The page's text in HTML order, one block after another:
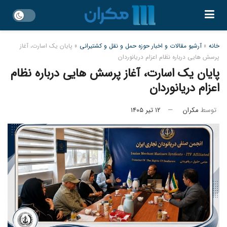
خانه » آرشیو مقالات و اخبار حوزه حمل و نقل و کشتیرانی » پایان یک اسارت، آغاز
پرسش‌ هایی درباره نظام اعزام دریانوردان
پایان یک اسارت، آغاز پرسش‌ هایی درباره نظام
اعزام دریانوردان
توسط مکران ۱۲ تیر ۱۴۰۵